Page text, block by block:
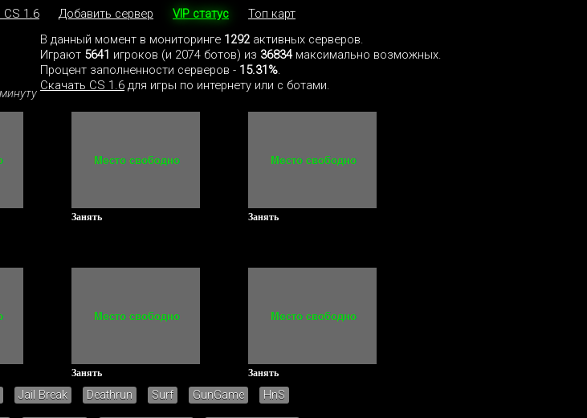
CS 1.6 Добавить сервер VIP статус Топ карт
В данный момент в мониторинге 1292 активных серверов.
Играют 5641 игроков (и 2074 ботов) из 36834максимально возможных.
Процент заполненности серверов - 15.31%.
Скачать CS 1.6 для игры по интернету или с ботами.
Занять Занять
Занять Занять
Jail Break Deathrun Surf GunGame HnS